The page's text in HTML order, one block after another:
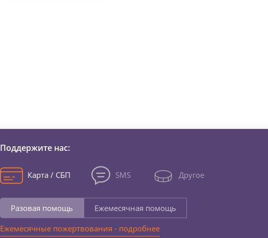
Поддержите нас:
Карта / СБП SMS Другое
Разовая помощь
Ежемесячная помощь
Ежемесячные пожертвования - подробнее